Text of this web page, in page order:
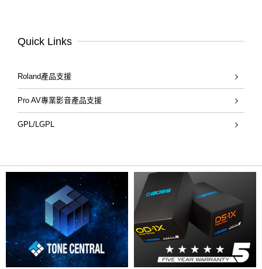
Quick Links
Roland產品支援
Pro AV專業影音產品支援
GPL/LGPL